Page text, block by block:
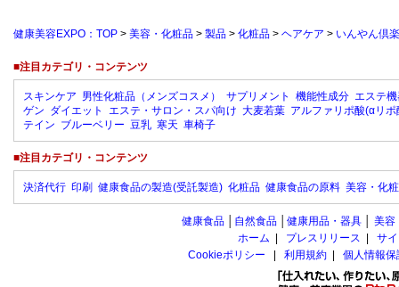
健康美容EXPO：TOP > 美容・化粧品 > 製品 > 化粧品 > ヘアケア > いんやん倶
■注目カテゴリ・コンテンツ
スキンケア 男性化粧品（メンズコスメ） サプリメント 機能性成分 エステ
ゲン ダイエット エステ・サロン・スパ向け 大麦若葉 アルファリポ酸(αリポ
テイン ブルーベリー 豆乳 寒天 車椅子
■注目カテゴリ・コンテンツ
決済代行 印刷 健康食品の製造(受託製造) 化粧品 健康食品の原料 美容・化
健康食品 自然食品 健康用品・器具 美容
ホーム
プレスリリース
サ
Cookieポリシー
利用規約 個人情報